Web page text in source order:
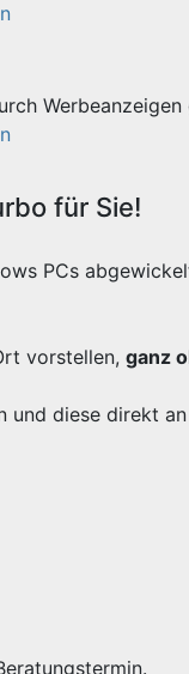
Werbeanzeigen
für Sie!
PCs
vorstellen, ganz
und diese direkt